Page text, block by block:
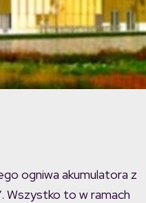
ogniwa akumulatora z
Wszystko to w ramach